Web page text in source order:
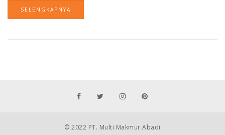
SELENGKAPNYA
© 2022 PT. Multi Makmur Abadi